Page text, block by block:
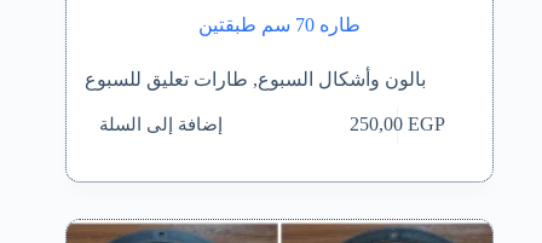
طاره 70 سم طبقتين
بالون وأشكال السبوع, طارات تعليق للسبوع
250,00EGP إضافة إلى السلة